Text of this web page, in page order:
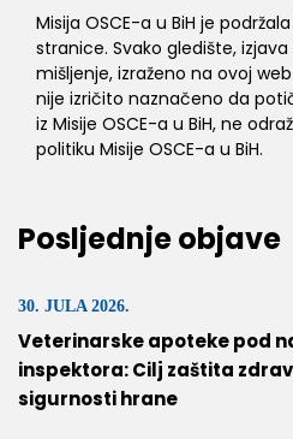
Misija OSCE-a u BiH je
stranice. Svako gledište, izjava
mišljenje, izraženo na ovoj
nije izričito naznačeno da
iz Misije OSCE-a u BiH, ne
politiku Misije OSCE-a u BiH.
Posljednje objave
30. JULA 2026.
Veterinarske apoteke pod
inspektora: Cilj zaštita
sigurnosti hrane